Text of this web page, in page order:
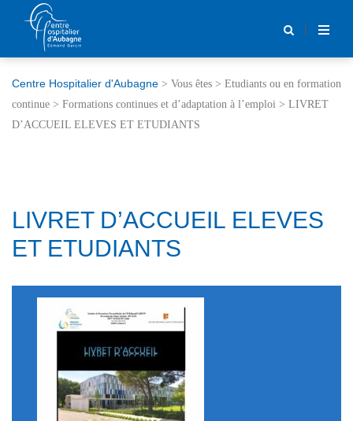
Centre Hospitalier d'Aubagne > Vous êtes > Etudiants ou en formation
continue > Formations continues et d’adaptation à l’emploi > LIVRET
D’ACCUEIL ELEVES ET ETUDIANTS
LIVRET D’ACCUEIL ELEVES
ET ETUDIANTS